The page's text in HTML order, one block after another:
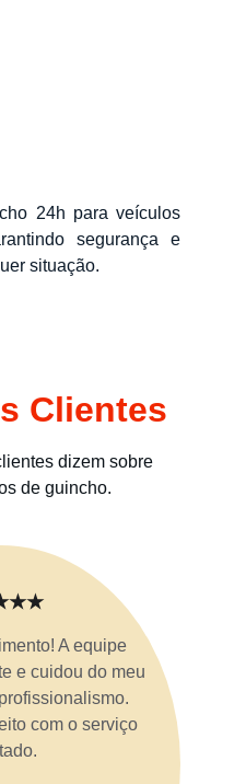
24h para veículos
segurança e
situação.
Clientes
dizem sobre
de guincho.
A equipe
e cuidou do meu
com o serviço